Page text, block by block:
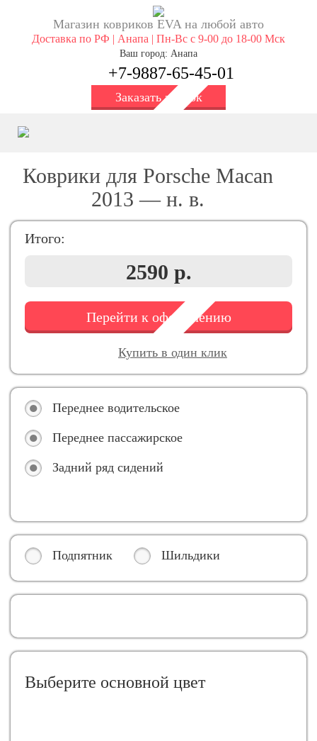
Магазин ковриков EVA ​на любой авто
Доставка по РФ | Анапа | Пн-Вс с 9-00 до 18-00 Мск
Ваш город: Анапа
+7-9887-65-45-01
Заказать звонок
Коврики для Porsche Maсan
2013 — н. в.
Итого:
2590 р.
Перейти к оформлению
Купить в один клик
Переднее водительское
Переднее пассажирское
Задний ряд сидений
Подпятник Шильдики
Выберите oсновной цвет